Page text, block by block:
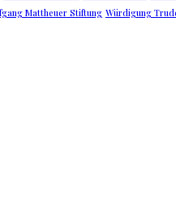
Mattheuer Stiftung Würdigung